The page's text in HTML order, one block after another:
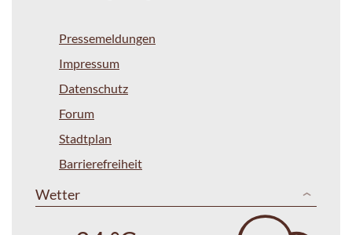
Pressemeldungen
Impressum
Datenschutz
Forum
Stadtplan
Barrierefreiheit
Wetter